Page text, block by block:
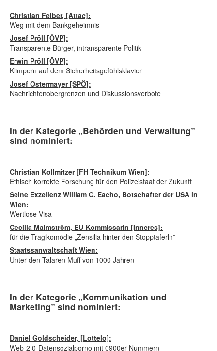
Christian Felber, [Attac]:
Weg mit dem Bankgeheimnis
Josef Pröll [ÖVP]:
Transparente Bürger, intransparente Politik
Erwin Pröll [ÖVP]:
Klimpern auf dem Sicherheitsgefühlsklavier
Josef Ostermayer [SPÖ]:
Nachrichtenobergrenzen und Diskussionsverbote
In der Kategorie „Behörden und Verwaltung”
sind nominiert:
Christian Kollmitzer [FH Technikum Wien]:
Ethisch korrekte Forschung für den Polizeistaat der Zukunft
Seine Exzellenz William C. Eacho, Botschafter der USA in
Wien:
Wertlose Visa
Cecilia Malmström, EU-Kommissarin [Inneres]:
für die Tragikomödie „Zensilia hinter den Stopptaferln”
Staatssanwaltschaft Wien:
Unter den Talaren Muff von 1000 Jahren
In der Kategorie „Kommunikation und
Marketing” sind nominiert:
Daniel Goldscheider, [Lottelo]:
Web-2.0-Datensozialporno mit 0900er Nummern